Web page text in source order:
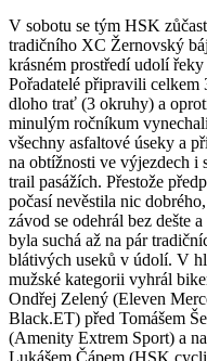
V sobotu se tým HSK
tradičního XC Žernovský
krásném prostředí udolí
Pořadatelé připravili celkem
dloho trať (3 okruhy) a
minulým ročníkum vynechali
všechny asfaltové úseky a
na obtížnosti ve výjezdech i
trail pasážích. Přestože
počasí nevěstila nic dobrého,
závod se odehrál bez dešte
byla suchá až na pár
blátivých useků v údolí. V
mužské kategorii vyhrál
Ondřej Zelený (Eleven
Black.ET) před Tomášem
(Amenity Extrem Sport) a